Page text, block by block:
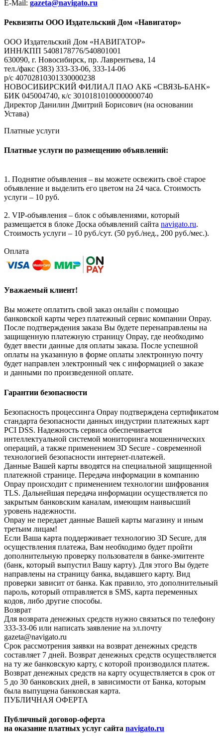
E-Mail: gazeta@navigato.ru
Реквизиты ООО Издательский Дом «Навигатор»
ООО Издательский Дом «НАВИГАТОР»
ИНН/КПП 5408178776/540801001
630090, г. Новосибирск, пр. Лаврентьева, 14
тел./факс (383) 333-33-06, 333-14-06
р/с 40702810301330000238
НОВОСИБИРСКИЙ ФИЛИАЛ ПАО АКБ «СВЯЗЬ-БАНК»
БИК 045004740, к/с 30101810100000000740
Директор Данилин Дмитрий Борисович (на основании
Устава)
Платные услуги
Платные услуги по размещению объявлений:
1. Поднятие объявления – вы можете освежить своё старое
объявление и выделить его цветом на 24 часа. Стоимость
услуги – 10 руб.
2. VIP-объявления – блок с объявлениями, который
размещается в блоке Доска объявлений сайта navigato.ru.
Стоимость услуги – 10 руб./сут. (50 руб./нед., 200 руб./мес.).
Оплата
Уважаемый клиент!
Вы можете оплатить свой заказ онлайн с помощью
банковской карты через платежный сервис компании Onpay.
После подтверждения заказа Вы будете перенаправлены на
защищенную платежную страницу Onpay, где необходимо
будет ввести данные для оплаты заказа. После успешной
оплаты на указанную в форме оплаты электронную почту
будет направлен электронный чек с информацией о заказе
и данными по произведенной оплате.
Гарантии безопасности
Безопасность процессинга Onpay подтверждена сертификатом
стандарта безопасности данных индустрии платежных карт
PCI DSS. Надежность сервиса обеспечивается
интеллектуальной системой мониторинга мошеннических
операций, а также применением 3D Secure - современной
технологией безопасности интернет-платежей.
Данные Вашей карты вводятся на специальной защищенной
платежной странице. Передача информации в компанию
Onpay происходит с применением технологии шифрования
TLS. Дальнейшая передача информации осуществляется по
закрытым банковским каналам, имеющим наивысший
уровень надежности.
Onpay не передает данные Вашей карты магазину и иным
третьим лицам!
Если Ваша карта поддерживает технологию 3D Secure, для
осуществления платежа, Вам необходимо будет пройти
дополнительную проверку пользователя в банке-эмитенте
(банк, который выпустил Вашу карту). Для этого Вы будете
направлены на страницу банка, выдавшего карту. Вид
проверки зависит от банка. Как правило, это дополнительный
пароль, который отправляется в SMS, карта переменных
кодов, либо другие способы.
Возврат
Для возврата денежных средств нужно связаться по телефону
333-33-06 или написать заявление на эл.почту
gazeta@navigato.ru
Срок рассмотрения заявки на возврат денежных средств
составляет 7 дней. Возврат денежных средств осуществляется
на ту же банковскую карту, с которой производился платеж.
Возврат денежных средств на карту осуществляется в срок от
5 до 30 банковских дней, в зависимости от Банка, которым
была выпущена банковская карта.
ПУБЛИЧНАЯ ОФЕРТА
Публичный договор-оферта
на оказание платных услуг сайта navigato.ru